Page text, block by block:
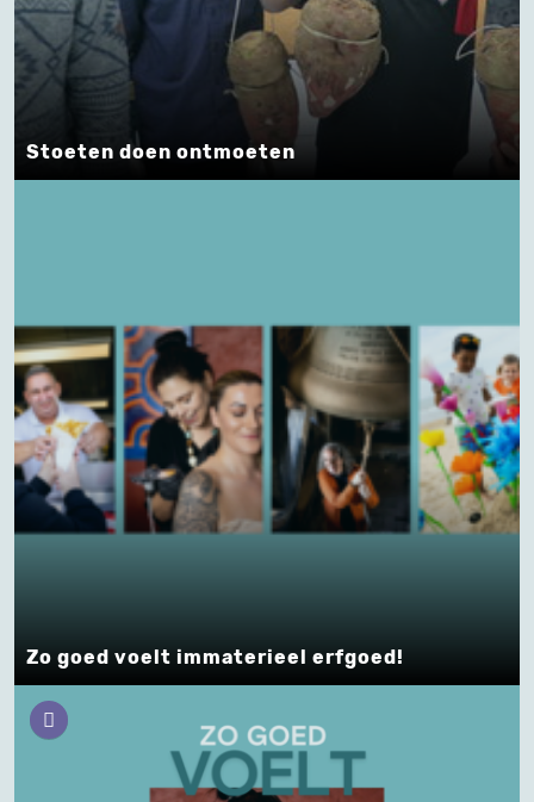
Stoeten doen ontmoeten
Zo goed voelt immaterieel erfgoed!